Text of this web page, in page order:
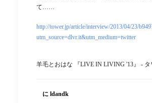
て……
http://tower.jp/article/interview/2013/04/23/
utm_source=dlvr.it&utm_medium=twitter
羊毛とおはな 『LIVE IN LIVING '13』 - タ
に ldandk